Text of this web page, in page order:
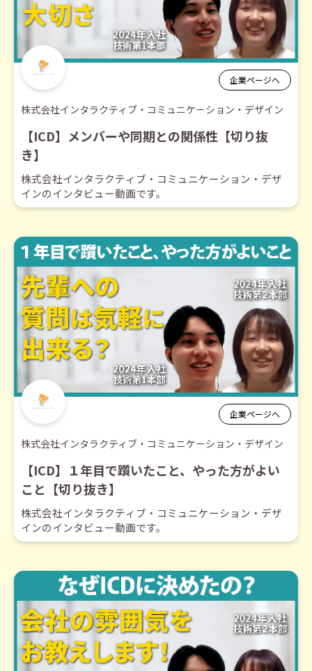
企業ページへ
株式会社インタラクティブ・コミュニケーション・デザイン
【ICD】メンバーや同期との関係性【切り抜
き】
株式会社インタラクティブ・コミュニケーション・デザ
インのインタビュー動画です。
企業ページへ
株式会社インタラクティブ・コミュニケーション・デザイン
【ICD】１年目で躓いたこと、やった方がよい
こと【切り抜き】
株式会社インタラクティブ・コミュニケーション・デザ
インのインタビュー動画です。